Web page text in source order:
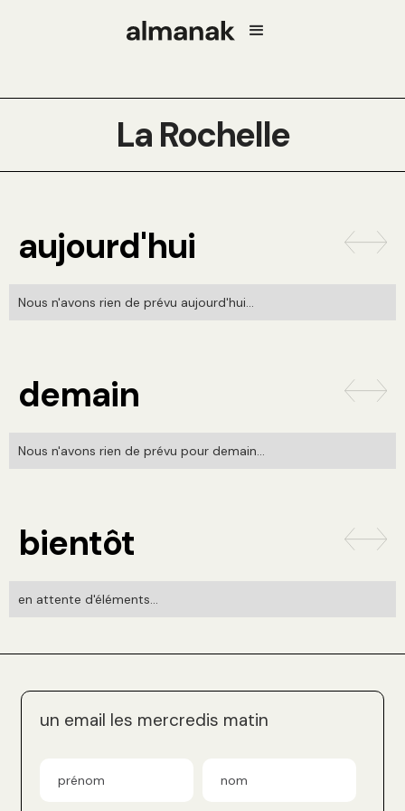
La Rochelle
aujourd'hui
Nous n'avons rien de prévu aujourd'hui...
demain
Nous n'avons rien de prévu pour demain...
bientôt
en attente d'éléments...
un email les mercredis matin